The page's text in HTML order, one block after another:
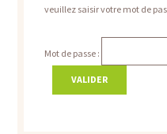
veuillez saisir votre mot de
Mot de passe :